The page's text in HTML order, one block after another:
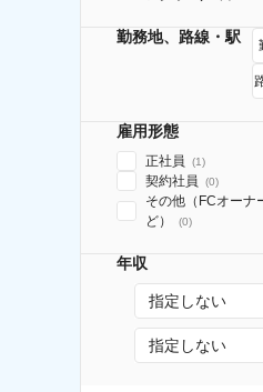
勤務地、路線・駅
雇用形態
正社員 (1)
契約社員 (0)
その他（FCオーナ
ど）
(0)
年収
指定しない
指定しない
【横浜※一般職/転勤なし】庶